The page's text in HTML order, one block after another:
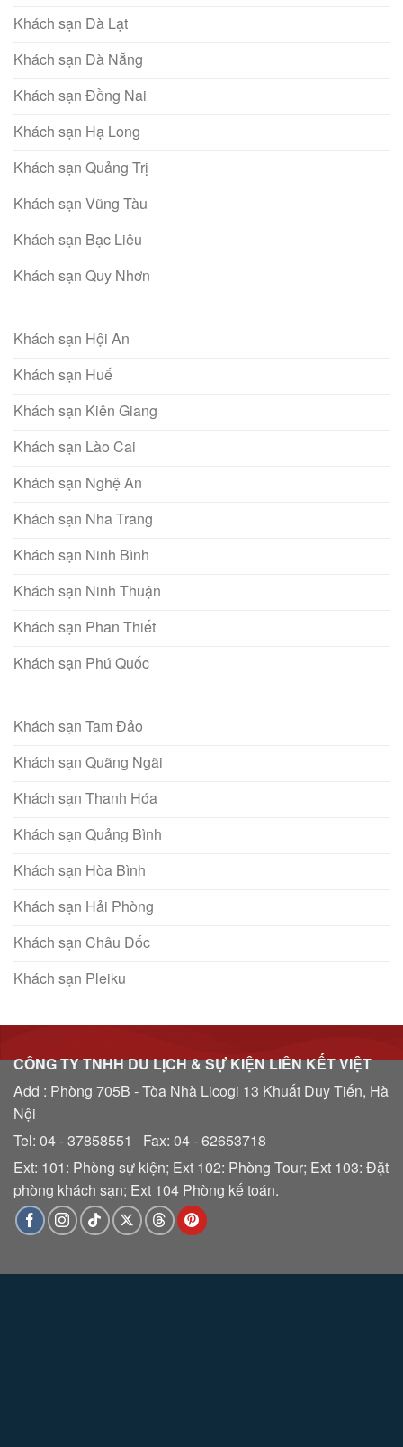
Khách sạn Đà Lạt
Khách sạn Đà Nẵng
Khách sạn Đồng Nai
Khách sạn Hạ Long
Khách sạn Quảng Trị
Khách sạn Vũng Tàu
Khách sạn Bạc Liêu
Khách sạn Quy Nhơn
Khách sạn Hội An
Khách sạn Huế
Khách sạn Kiên Giang
Khách sạn Lào Cai
Khách sạn Nghệ An
Khách sạn Nha Trang
Khách sạn Ninh Bình
Khách sạn Ninh Thuận
Khách sạn Phan Thiết
Khách sạn Phú Quốc
Khách sạn Tam Đảo
Khách sạn Quãng Ngãi
Khách sạn Thanh Hóa
Khách sạn Quảng Bình
Khách sạn Hòa Bình
Khách sạn Hải Phòng
Khách sạn Châu Đốc
Khách sạn Pleiku
CÔNG TY TNHH DU LỊCH & SỰ KIỆN LIÊN KẾT VIỆT
Add : Phòng 705B - Tòa Nhà Licogi 13 Khuất Duy Tiến, Hà
Nội
Tel: 04 - 37858551 Fax: 04 - 62653718
Ext: 101: Phòng sự kiện; Ext 102: Phòng Tour; Ext 103: Đặt
phòng khách sạn; Ext 104 Phòng kế toán.